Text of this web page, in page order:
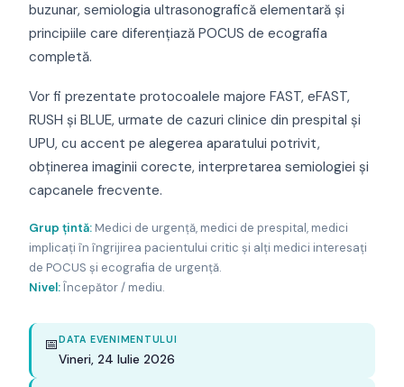
buzunar, semiologia ultrasonografică elementară și
principiile care diferențiază POCUS de ecografia
completă.
Vor fi prezentate protocoalele majore FAST, eFAST,
RUSH și BLUE, urmate de cazuri clinice din prespital și
UPU, cu accent pe alegerea aparatului potrivit,
obținerea imaginii corecte, interpretarea semiologiei și
capcanele frecvente.
Grup țintă: Medici de urgență, medici de prespital, medici
implicați în îngrijirea pacientului critic și alți medici interesați
de POCUS și ecografia de urgență.
Nivel:Începător / mediu.
📅DATA EVENIMENTULUI
Vineri, 24 Iulie 2026